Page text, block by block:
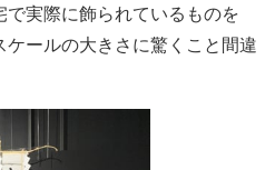
実際に飾られているものを
ールの大きさに驚くこと間違